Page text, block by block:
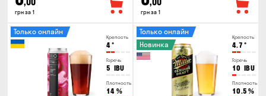
грн за 1 грн за 1
Крепость
4°
Горечь
5 IBU
Плотность
14 %
Только онлайн
Крепость
4.7 °
Горечь
10 IBU
Плотность
10.5 %
Только онлайн
Новинка